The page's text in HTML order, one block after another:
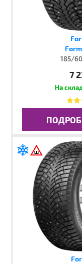
185/
7